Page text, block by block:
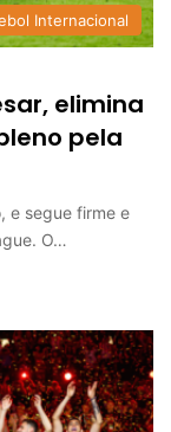
Internacional
elimina
pela
e segue firme e
O…